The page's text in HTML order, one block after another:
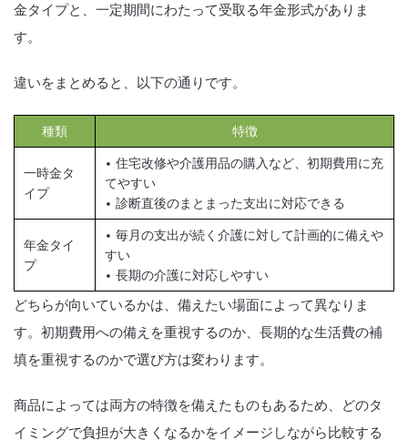
金タイプと、一定期間にわたって受取る年金形式がありま
す。
違いをまとめると、以下の通りです。
種類 特徴
一時金タ
イプ
• 住宅改修や介護用品の購入など、初期費用に充
てやすい
• 診断直後のまとまった支出に対応できる
年金タイ
プ
• 毎月の支出が続く介護に対して計画的に備えや
すい
• 長期の介護に対応しやすい
どちらが向いているかは、備えたい場面によって異なりま
す。初期費用への備えを重視するのか、長期的な生活費の補
填を重視するのかで選び方は変わります。
商品によっては両方の特徴を備えたものもあるため、どのタ
イミングで負担が大きくなるかをイメージしながら比較する